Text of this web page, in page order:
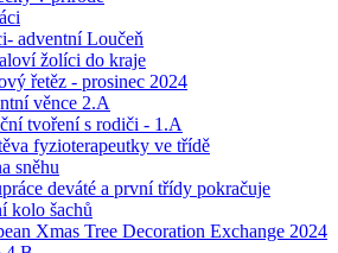
adventní Loučeň
žolíci do kraje
řetěz - prosinec 2024
věnce 2.A
tvoření s rodiči - 1.A
fyzioterapeutky ve třídě
sněhu
deváté a první třídy pokračuje
kolo šachů
Xmas Tree Decoration Exchange 2024